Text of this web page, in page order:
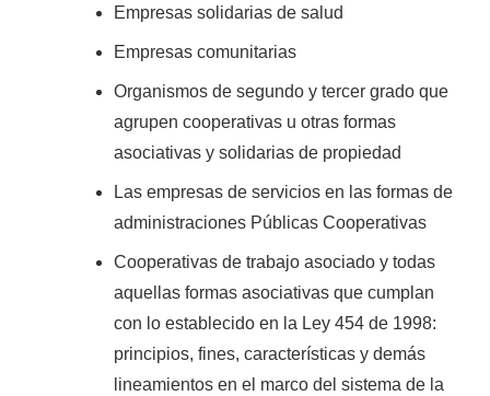
Empresas solidarias de salud
Empresas comunitarias
Organismos de segundo y tercer grado que
agrupen cooperativas u otras formas
asociativas y solidarias de propiedad
Las empresas de servicios en las formas de
administraciones Públicas Cooperativas
Cooperativas de trabajo asociado y todas
aquellas formas asociativas que cumplan
con lo establecido en la Ley 454 de 1998:
principios, fines, características y demás
lineamientos en el marco del sistema de la